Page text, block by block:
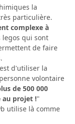
la
particulière.
complexe à
legos qui sont
de faire
d'utiliser la
volontaire
de 500 000
au projet !"
utilise là comme